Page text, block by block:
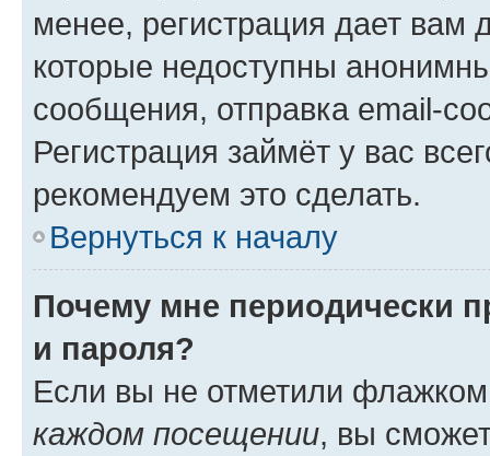
менее, регистрация дает вам
которые недоступны
сообщения, отправка email-
Регистрация займёт у вас
рекомендуем это сделать.
Вернуться к началу
Почему мне периодически
и пароля?
Если вы не отметили
каждом посещении, вы